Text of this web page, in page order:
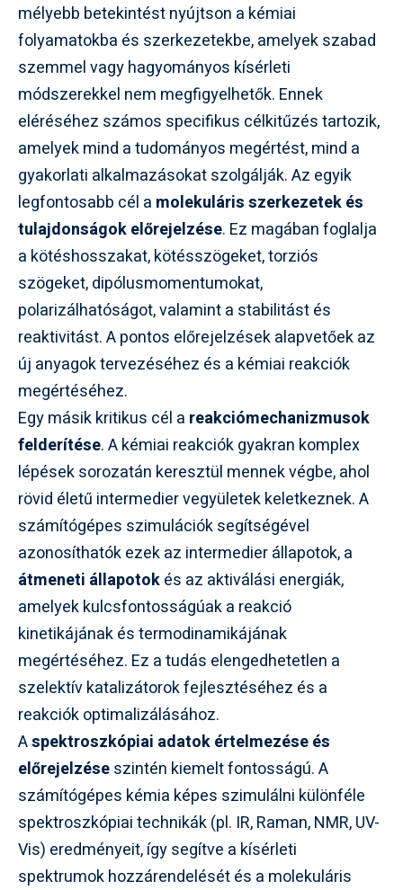
mélyebb betekintést nyújtson a kémiai
folyamatokba és szerkezetekbe, amelyek szabad
szemmel vagy hagyományos kísérleti
módszerekkel nem megfigyelhetők. Ennek
eléréséhez számos specifikus célkitűzés tartozik,
amelyek mind a tudományos megértést, mind a
gyakorlati alkalmazásokat szolgálják. Az egyik
legfontosabb cél a molekuláris szerkezetek és
tulajdonságok előrejelzése. Ez magában foglalja
a kötéshosszakat, kötésszögeket, torziós
szögeket, dipólusmomentumokat,
polarizálhatóságot, valamint a stabilitást és
reaktivitást. A pontos előrejelzések alapvetőek az
új anyagok tervezéséhez és a kémiai reakciók
megértéséhez.
Egy másik kritikus cél a reakciómechanizmusok
felderítése. A kémiai reakciók gyakran komplex
lépések sorozatán keresztül mennek végbe, ahol
rövid életű intermedier vegyületek keletkeznek. A
számítógépes szimulációk segítségével
azonosíthatók ezek az intermedier állapotok, a
átmeneti állapotokés az aktiválási energiák,
amelyek kulcsfontosságúak a reakció
kinetikájának és termodinamikájának
megértéséhez. Ez a tudás elengedhetetlen a
szelektív katalizátorok fejlesztéséhez és a
reakciók optimalizálásához.
Aspektroszkópiai adatok értelmezése és
előrejelzéseszintén kiemelt fontosságú. A
számítógépes kémia képes szimulálni különféle
spektroszkópiai technikák (pl. IR, Raman, NMR, UV-
Vis) eredményeit, így segítve a kísérleti
spektrumok hozzárendelését és a molekuláris